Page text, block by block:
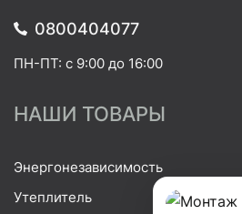
0800404077
ПН-ПТ: с 9:00 до 16:00
НАШИ ТОВАРЫ
Энергонезависимость
Утеплитель